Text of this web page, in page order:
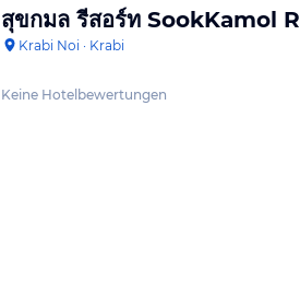
สุขกมล รีสอร์ท SookKamol
Krabi Noi · Krabi
Keine Hotelbewertungen